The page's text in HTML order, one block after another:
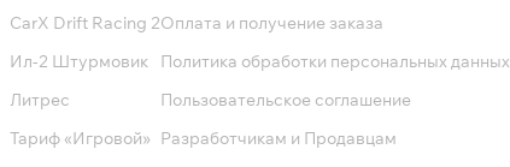
CarX Drift Racing 2
Ил-2 Штурмовик
Литрес
Тариф «Игровой»
Оплата и получение заказа
Политика обработки персональных данных
Пользовательское соглашение
Разработчикам и Продавцам